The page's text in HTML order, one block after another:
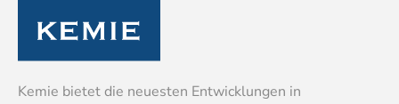
Kemie bietet die neuesten Entwicklungen in